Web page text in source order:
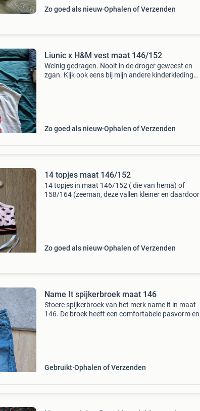
Zo goed als nieuw Ophalen of Verzenden
Liunic x H&M vest maat 146/152
Weinig gedragen. Nooit in de droger geweest en
zgan. Kijk ook eens bij mijn andere kinderkleding
Zo goed als nieuw Ophalen of Verzenden
14 topjes maat 146/152
14 topjes in maat 146/152 ( die van hema) of
158/164 (zeeman, deze vallen kleiner en daardoor
Zo goed als nieuw Ophalen of Verzenden
Name It spijkerbroek maat 146
Stoere spijkerbroek van het merk name it in maat
146. De broek heeft een comfortabele pasvorm en
Gebruikt Ophalen of Verzenden